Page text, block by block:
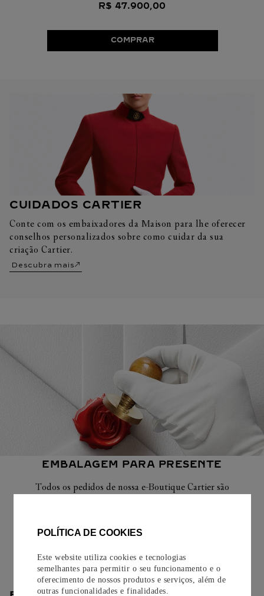
POLÍTICA DE COOKIES
Este website utiliza cookies e tecnologias
semelhantes para permitir o seu funcionamento e o
oferecimento de nossos produtos e serviços, além de
outras funcionalidades e finalidades.
R$ 47.900,00
COMPRAR
CUIDADOS CARTIER
Conte com os embaixadores da Maison para lhe oferecer
conselhos personalizados sobre como cuidar da sua
criação Cartier.
Descubra mais
EMBALAGEM PARA PRESENTE
Todos os pedidos de nossa e-Boutique Cartier são
Saiba mais